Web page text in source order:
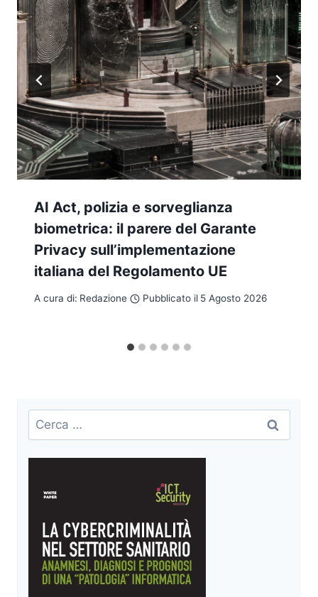
AI Act, polizia e sorveglianza
biometrica: il parere del Garante
Privacy sull’implementazione
italiana del Regolamento UE
A cura di: Redazione Pubblicato il 5 Agosto 2026
Ricerca
per: